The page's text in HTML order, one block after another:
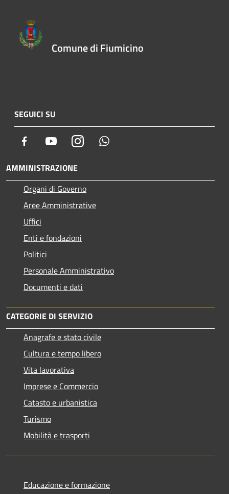
Comune di Fiumicino
SEGUICI SU
Facebook YoutubeInstagram
AMMINISTRAZIONE
Organi di Governo
Aree Amministrative
Uffici
Enti e fondazioni
Politici
Personale Amministrativo
Documenti e dati
CATEGORIE DI SERVIZIO
Anagrafe e stato civile
Cultura e tempo libero
Vita lavorativa
Imprese e Commercio
Catasto e urbanistica
Turismo
Mobilità e trasporti
Educazione e formazione